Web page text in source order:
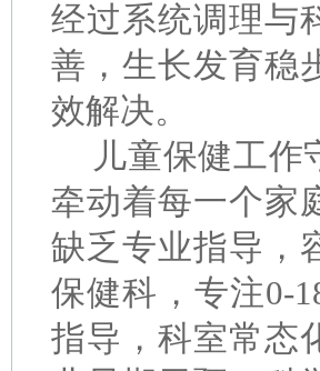
经过系统调理与
善，生长发育稳
效解决。
儿童保健工作
牵动着每一个家
缺乏专业指导，
保健科，专注0-
指导，科室常态